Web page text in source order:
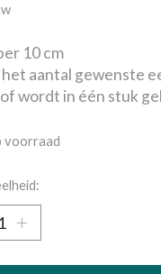
10 cm
aantal gewenste
wordt in één stuk
voorraad